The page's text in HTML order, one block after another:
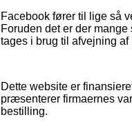
Facebook fører til lige så
Foruden det er der
tages i brug til afvejning
Dette website er
præsenterer firmaernes
bestilling.